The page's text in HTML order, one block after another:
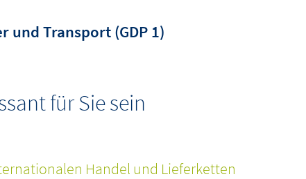
und Transport (GDP 1)
für Sie sein
Handel und Lieferketten